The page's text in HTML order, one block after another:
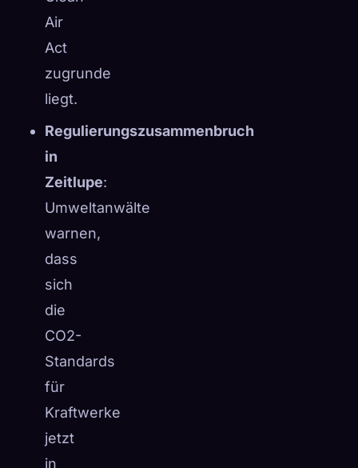
Air
Act
zugrunde
liegt.
Regulierungszusammenbruch
in
Zeitlupe:
Umweltanwälte
warnen,
dass
sich
die
CO2-
Standards
für
Kraftwerke
jetzt
in